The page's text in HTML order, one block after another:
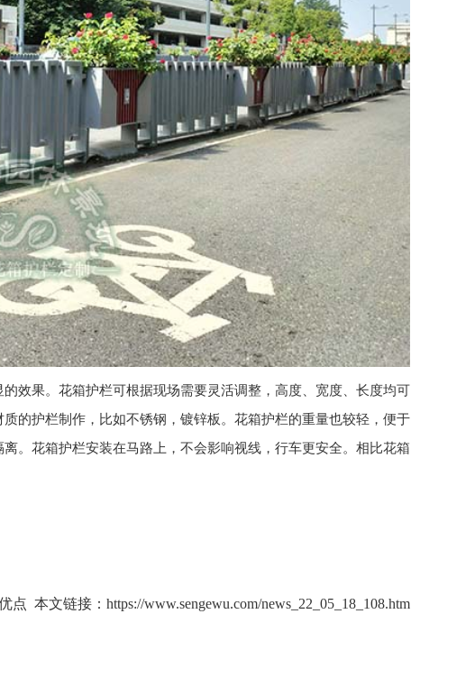
效果。 花箱护栏可根据现场需要灵活调整，高度、宽度、长度均可
的护栏制作，比如不锈钢，镀锌板。 花箱护栏的重量也较轻，便于
。 花箱护栏安装在马路上，不会影响视线，行车更安全。相比花箱
点 本文链接： https://www.sengewu.com/news_22_05_18_108.htm